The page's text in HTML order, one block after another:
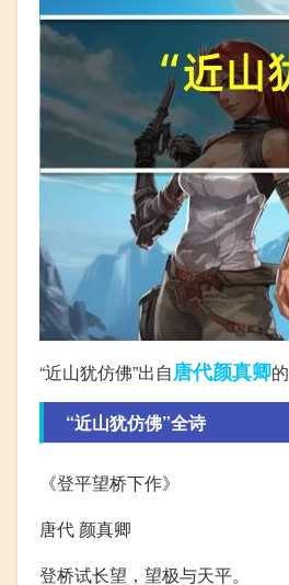
“近山犹仿佛”出自唐代颜真卿
“近山犹仿佛”全诗
《登平望桥下作》
唐代 颜真卿
登桥试长望，望极与天平。